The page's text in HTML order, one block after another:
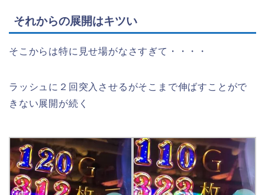
それからの展開はキツい
そこからは特に見せ場がなさすぎて・・・・
ラッシュに２回突入させるがそこまで伸ばすことがで
きない展開が続く